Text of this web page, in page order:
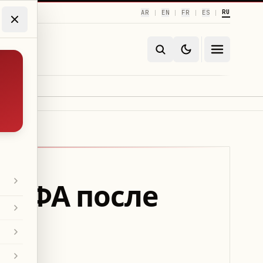
AR | EN | FR | ES | RU
после